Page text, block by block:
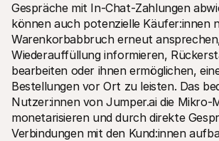
Gespräche mit In-Chat-Zahlungen
können auch potenzielle Käufer:innen
Warenkorbabbruch erneut
Wiederauffüllung informieren,
bearbeiten oder ihnen ermöglichen,
Bestellungen vor Ort zu leisten. Das
Nutzer:innen von Jumper.ai die Mikro-
monetarisieren und durch direkte
Verbindungen mit den Kund:innen